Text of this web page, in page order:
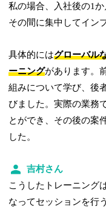
私の場合、入社後の1
その間に集中してイン
具体的にはグローバル
ーニングがあります。
組みについて学び、後
びました。実際の業務
とができ、その後の案
した。
吉村さん
こうしたトレーニング
なってセッションを行